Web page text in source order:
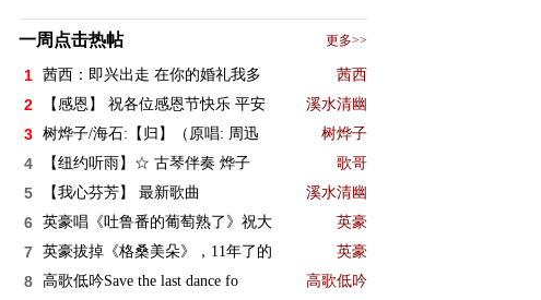
一周点击热帖 更多>>
1 茜西：即兴出走 在你的婚礼我多 茜西
2 【感恩】 祝各位感恩节快乐 平安 溪水清幽
3 树烨子/海石:【归】（原唱: 周迅 树烨子
4 【纽约听雨】☆ 古琴伴奏 烨子 歌哥
5 【我心芬芳】 最新歌曲 溪水清幽
6 英豪唱《吐鲁番的葡萄熟了》祝大 英豪
7 英豪拔掉《格桑美朵》，11年了的 英豪
8 高歌低吟Save the last dance fo 高歌低吟